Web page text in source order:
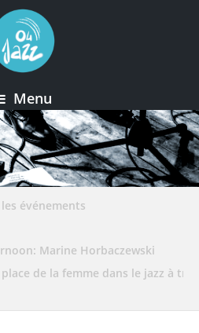
Menu
événements
Marine Horbaczewski
place de la femme dans le jazz à